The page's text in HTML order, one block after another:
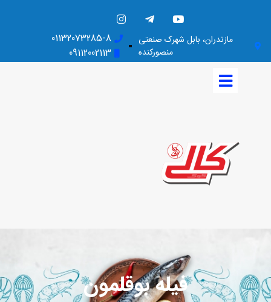
مازندران، بابل شهرک صنعتی
منصورکنده
01132073285-8
09112002113
فیله بوقلمون